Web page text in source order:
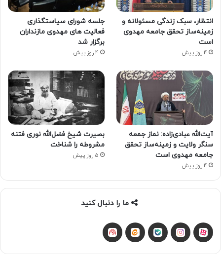
انتظار، سبک زندگی مسئولانه و
زمینه‌ساز تحقق جامعه مهدوی
است
4 روز پیش
جلسه شورای سیاستگذاری
فعالیت های مهدوی مازنداران
برگزار شد
4 روز پیش
آیت‌الله عبادی‌زاده: نماز جمعه
سنگر ولایت و زمینه‌ساز تحقق
جامعه مهدوی است
4 روز پیش
بصیرت شیخ فضل‌الله نوری فتنه
مشروطه را شناخت
5 روز پیش
ما را دنبال کنید
آپاراتاینستاگرام
بله ایتا شنوتو